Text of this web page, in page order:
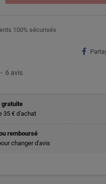
100% sécurisés
6 avis
35 € d'achat
remboursé
changer d'avis